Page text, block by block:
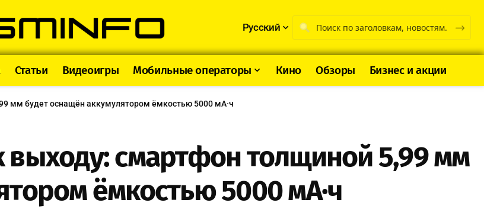
Русский
Статьи Видеоигры Мобильные операторы Кино Обзоры Бизнес и акции
мм будет оснащён аккумулятором ёмкостью 5000 мА·ч
выходу: смартфон толщиной 5,99 мм
ёмкостью 5000 мА·ч